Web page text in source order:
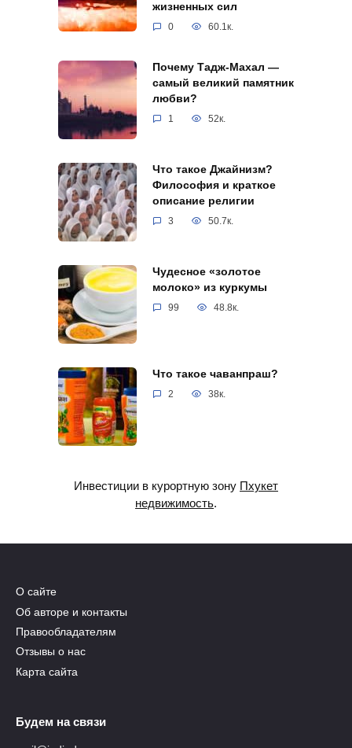
жизненных сил
0 60.1к.
Почему Тадж-Махал —
самый великий памятник
любви?
1 52к.
Что такое Джайнизм?
Философия и краткое
описание религии
3 50.7к.
Чудесное «золотое
молоко» из куркумы
99 48.8к.
Что такое чаванпраш?
2 38к.
Инвестиции в курортную зону Пхукет
недвижимость.
О сайте
Об авторе и контакты
Правообладателям
Отзывы о нас
Карта сайта
Будем на связи